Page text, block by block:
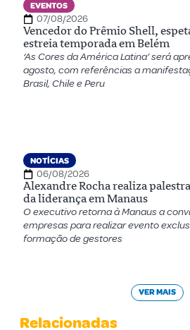
EVENTOS
07/08/2026
Vencedor do Prêmio Shell,
estreia temporada em Belém
‘As Cores da América Latina’ será
agosto, com referências a
Brasil, Chile e Peru
NOTÍCIAS
06/08/2026
Alexandre Rocha realiza
da liderança em Manaus
O executivo retorna à Manaus a
empresas para realizar evento
formação de gestores
VER MAIS
Relacionadas